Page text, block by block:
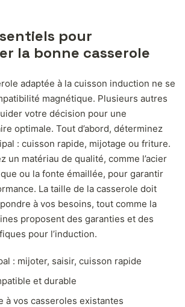
pour
la bonne casserole
adaptée à la cuisson induction ne se
magnétique. Plusieurs autres
votre décision pour une
optimale. Tout d’abord, déterminez
: cuisson rapide, mijotage ou friture.
un matériau de qualité, comme l’acier
ou la fonte émaillée, pour garantir
La taille de la casserole doit
à vos besoins, tout comme la
proposent des garanties et des
pour l’induction.
: mijoter, saisir, cuisson rapide
et durable
à vos casseroles existantes